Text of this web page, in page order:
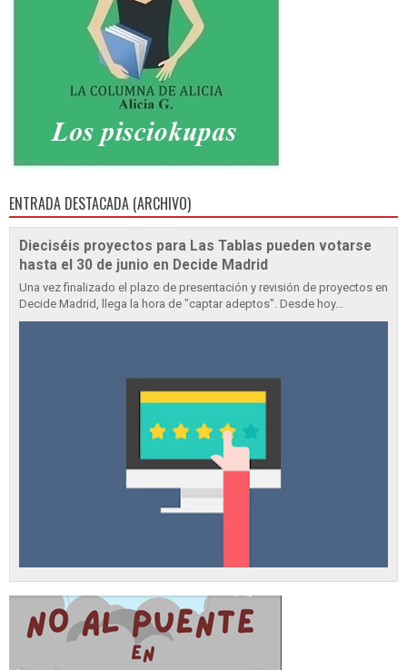
ENTRADA DESTACADA (ARCHIVO)
Dieciséis proyectos para Las Tablas pueden votarse
hasta el 30 de junio en Decide Madrid
Una vez finalizado el plazo de presentación y revisión de proyectos en
Decide Madrid, llega la hora de "captar adeptos". Desde hoy...